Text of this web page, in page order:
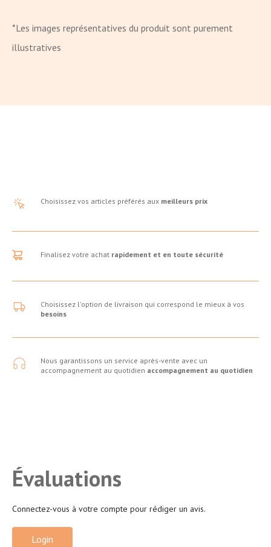
*Les images représentatives du produit sont purement
illustratives
Choisissez vos articles préférés aux meilleurs prix
Finalisez votre achat rapidement et en toute sécurité
Choisissez l'option de livraison qui correspond le mieux à vos
besoins
Nous garantissons un service après-vente avec un
accompagnement au quotidien accompagnement au quotidien
Évaluations
Connectez-vous à votre compte pour rédiger un avis.
Login